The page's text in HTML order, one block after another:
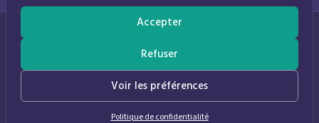
Accepter
Refuser
Voir les préférences
Politique de confidentialité
Parapharmacie Provence — Pharmacie des Bastides